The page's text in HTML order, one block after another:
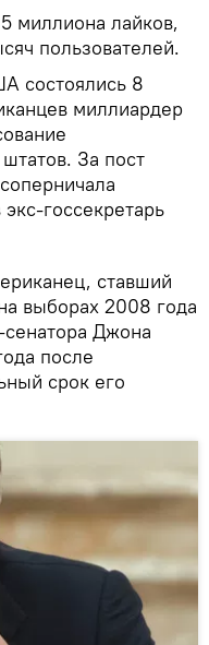
миллиона лайков,
пользователей.
состоялись 8
миллиардер
За пост
госсекретарь
ставший
выборах 2008 года
Джона
после
срок его